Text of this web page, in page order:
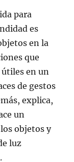
para
es
en la
que
útiles en un
de gestos
explica,
un
objetos y
luz